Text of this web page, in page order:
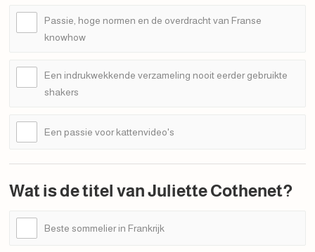
Passie, hoge normen en de overdracht van Franse
knowhow
Een indrukwekkende verzameling nooit eerder gebruikte
shakers
Een passie voor kattenvideo's
Wat is de titel van Juliette Cothenet?
Beste sommelier in Frankrijk